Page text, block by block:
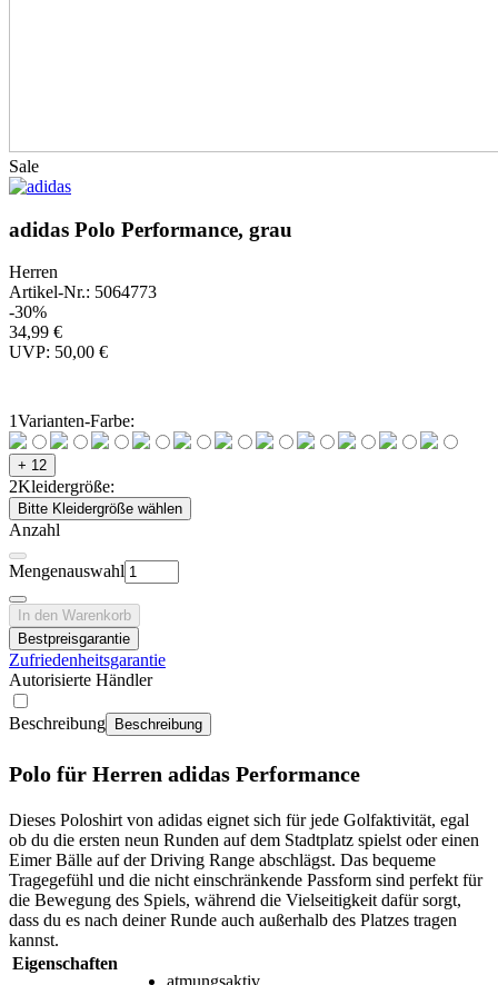
Sale
adidas Polo Performance, grau
Herren
Artikel-Nr.: 5064773
-30%
34,99 €
UVP: 50,00 €
1Varianten-Farbe:
+ 12
2Kleidergröße:
Bitte Kleidergröße wählen
Anzahl
Mengenauswahl
In den Warenkorb
Bestpreisgarantie
Zufriedenheitsgarantie
Autorisierte Händler
Beschreibung Beschreibung
Polo für Herren adidas Performance
Dieses Poloshirt von adidas eignet sich für jede Golfaktivität, egal
ob du die ersten neun Runden auf dem Stadtplatz spielst oder einen
Eimer Bälle auf der Driving Range abschlägst. Das bequeme
Tragegefühl und die nicht einschränkende Passform sind perfekt für
die Bewegung des Spiels, während die Vielseitigkeit dafür sorgt,
dass du es nach deiner Runde auch außerhalb des Platzes tragen
kannst.
Eigenschaften